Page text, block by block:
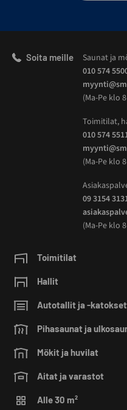
Soita meille
Saunat ja
010 574
(Ma-Pe klo
Toimitilat,
010 574
(Ma-Pe klo
09 3154
(Ma-Pe klo
Toimitilat
Hallit
Autotallit ja -katokset
Pihasaunat ja
Mökit ja huvilat
Aitat ja varastot
Alle 30 m²